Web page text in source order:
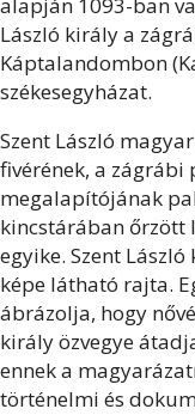
alapján 1093-ban
László király a
Káptalandombon
székesegyházat.
Szent László
fivérének, a zágrábi
megalapítójának
kincstárában őrzött
egyike. Szent
képe látható rajta.
ábrázolja, hogy
király özvegye
ennek a
történelmi és